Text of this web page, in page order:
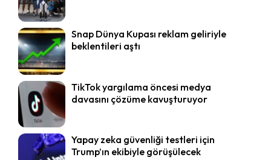
Snap Dünya Kupası reklam geliriyle
beklentileri aştı
TikTok yargılama öncesi medya
davasını çözüme kavuşturuyor
Yapay zeka güvenliği testleri için
Trump’ın ekibiyle görüşülecek